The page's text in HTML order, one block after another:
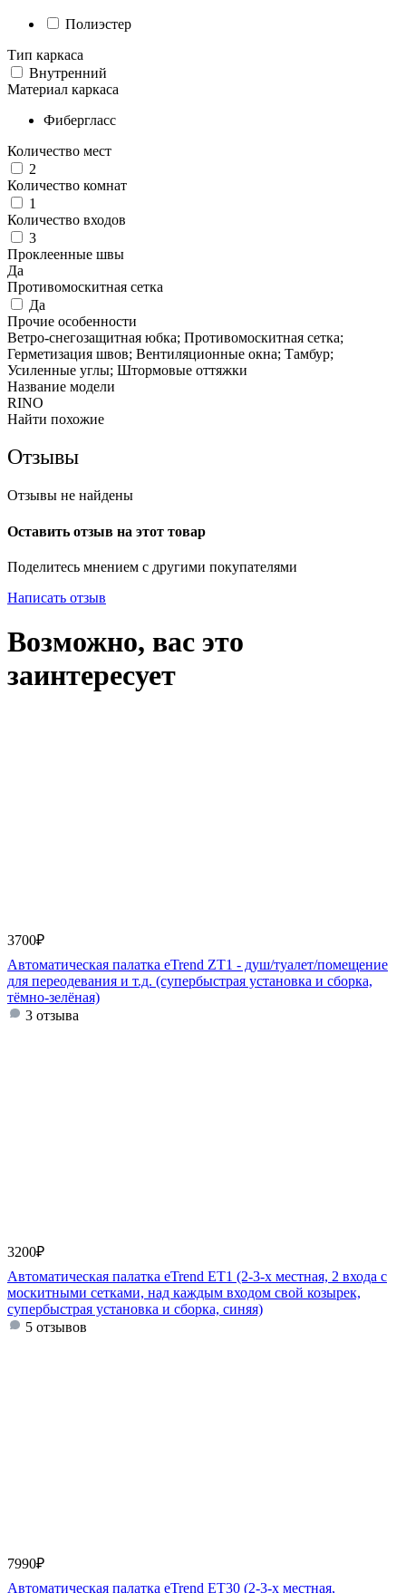
Полиэстер
Тип каркаса
Внутренний
Материал каркаса
Фибергласс
Количество мест
2
Количество комнат
1
Количество входов
3
Проклеенные швы
Да
Противомоскитная сетка
Да
Прочие особенности
Ветро-снегозащитная юбка; Противомоскитная сетка;
Герметизация швов; Вентиляционные окна; Тамбур;
Усиленные углы; Штормовые оттяжки
Название модели
RINO
Найти похожие
Отзывы
Отзывы не найдены
Оставить отзыв на этот товар
Поделитесь мнением с другими покупателями
Написать отзыв
Возможно, вас это
заинтересует
3700₽
Автоматическая палатка eTrend ZT1 - душ/туалет/помещение
для переодевания и т.д. (супербыстрая установка и сборка,
тёмно-зелёная)
3 отзыва
3200₽
Автоматическая палатка eTrend ET1 (2-3-х местная, 2 входа с
москитными сетками, над каждым входом свой козырек,
супербыстрая установка и сборка, синяя)
5 отзывов
7990₽
Автоматическая палатка eTrend ET30 (2-3-х местная,